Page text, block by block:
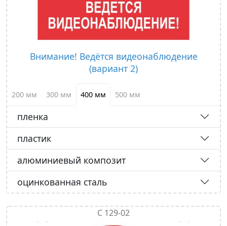
Внимание! Ведётся видеонаблюдение
(вариант 2)
200 мм 300 мм 400 мм 500 мм
пленка
пластик
алюминиевый композит
оцинкованная сталь
С 129-02